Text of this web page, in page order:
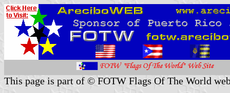
This page is part of © FOTW Flags Of The World